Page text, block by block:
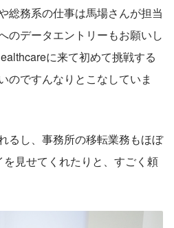
総務系の仕事は馬場さんが担当
のデータエントリーもお願いし
に来て初めて挑戦する
のですんなりとこなしていま
るし、事務所の移転業務もほぼ
見せてくれたりと、すごく頼